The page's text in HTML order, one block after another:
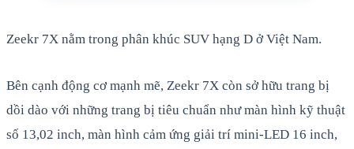
Zeekr 7X nằm trong phân khúc SUV hạng D ở Việt Nam.
Bên cạnh động cơ mạnh mẽ, Zeekr 7X còn sở hữu trang bị
dồi dào với những trang bị tiêu chuẩn như màn hình kỹ thuật
số 13,02 inch, màn hình cảm ứng giải trí mini-LED 16 inch,